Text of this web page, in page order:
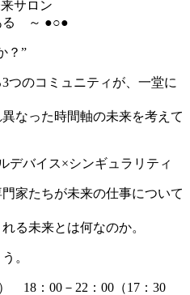
サロン
る ～ ●○●
？”
つのコミュニティが、一堂に
なった時間軸の未来を考えて
デバイス×シンギュラリティ
家たちが未来の仕事について
る未来とは何なのか。
。
18：00－22：00（17：30